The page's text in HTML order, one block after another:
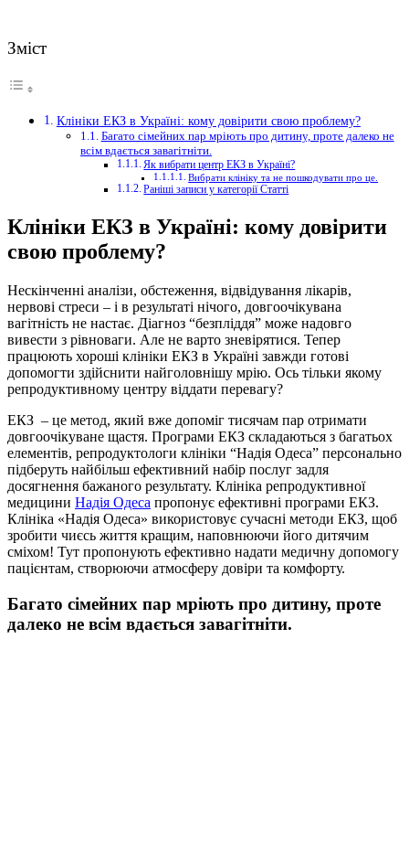
Зміст
Клініки ЕКЗ в Україні: кому довірити свою проблему?
Багато сімейних пар мріють про дитину, проте далеко не
всім вдається завагітніти.
Як вибрати центр ЕКЗ в Україні?
Вибрати клініку та не пошкодувати про це.
Раніші записи у категорії Статті
Клініки ЕКЗ в Україні: кому довірити
свою проблему?
Нескінченні аналізи, обстеження, відвідування лікарів,
нервові стреси – і в результаті нічого, довгоочікувана
вагітність не настає. Діагноз “безпліддя” може надовго
вивести з рівноваги. Але не варто зневірятися. Тепер
працюють хороші клініки ЕКЗ в Україні завжди готові
допомогти здійснити найголовнішу мрію. Ось тільки якому
репродуктивному центру віддати перевагу?
ЕКЗ – це метод, який вже допоміг тисячам пар отримати
довгоочікуване щастя. Програми ЕКЗ складаються з багатьох
елементів, репродуктологи клініки “Надія Одеса” персонально
підберуть найбільш ефективний набір послуг задля
досягнення бажаного результату. Клініка репродуктивної
медицини Надія Одеса пропонує ефективні програми ЕКЗ.
Клініка «Надія Одеса» використовує сучасні методи ЕКЗ, щоб
зробити чиєсь життя кращим, наповнюючи його дитячим
сміхом! Тут пропонують ефективно надати медичну допомогу
пацієнтам, створюючи атмосферу довіри та комфорту.
Багато сімейних пар мріють про дитину, проте
далеко не всім вдається завагітніти.